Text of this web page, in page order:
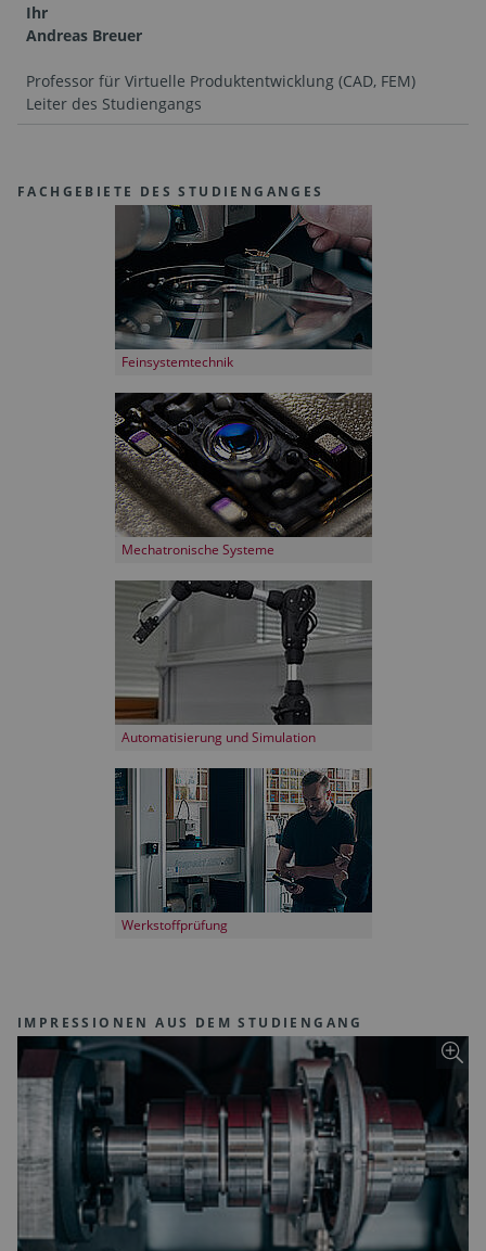
Ihr
Andreas Breuer
Professor für Virtuelle Produktentwicklung (CAD, FEM)
Leiter des Studiengangs
FACHGEBIETE DES STUDIENGANGES
Feinsystemtechnik
Mechatronische Systeme
Automatisierung und Simulation
Werkstoffprüfung
IMPRESSIONEN AUS DEM STUDIENGANG